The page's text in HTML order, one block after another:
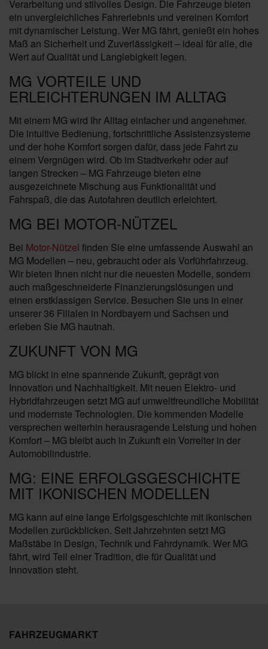
Verarbeitung und stilvolles Design. Die Fahrzeuge bieten
ein unvergleichliches Fahrerlebnis und vereinen Komfort
mit dynamischer Leistung. Wer MG fährt, genießt ein hohes
Maß an Sicherheit und Zuverlässigkeit – ideal für alle, die
Wert auf Qualität und Langlebigkeit legen.
MG VORTEILE UND
ERLEICHTERUNGEN IM ALLTAG
Mit einem MG wird Ihr Alltag einfacher und angenehmer.
Die intuitive Bedienung, fortschrittliche Assistenzsysteme
und der hohe Komfort sorgen dafür, dass jede Fahrt zu
einem Vergnügen wird. Ob im Stadtverkehr oder auf
langen Strecken – MG Fahrzeuge bieten eine
ausgezeichnete Mischung aus Funktionalität und
Fahrspaß, die das Autofahren deutlich erleichtert.
MG BEI MOTOR-NÜTZEL
Bei Motor-Nützel finden Sie eine umfassende Auswahl an
MG Modellen – neu, gebraucht oder als Vorführfahrzeug.
Wir bieten Ihnen nicht nur die neuesten Modelle, sondern
auch maßgeschneiderte Finanzierungslösungen und
einen erstklassigen Service. Besuchen Sie uns in einer
unserer 36 Filialen in Nordbayern und Sachsen und
erleben Sie MG hautnah.
ZUKUNFT VON MG
MG blickt in eine spannende Zukunft, geprägt von
Innovation und Nachhaltigkeit. Mit neuen Elektro- und
Hybridfahrzeugen setzt MG auf umweltfreundliche Mobilität
und modernste Technologien. Die kommenden Modelle
versprechen weiterhin herausragende Leistung und hohen
Komfort – MG bleibt auch in Zukunft ein Vorreiter in der
Automobilindustrie.
MG: EINE ERFOLGSGESCHICHTE
MIT IKONISCHEN MODELLEN
MG kann auf eine lange Erfolgsgeschichte mit ikonischen
Modellen zurückblicken. Seit Jahrzehnten setzt MG
Maßstäbe in Design, Technik und Fahrdynamik. Wer MG
fährt, wird Teil einer Tradition, die für Qualität und
Innovation steht.
FAHRZEUGMARKT